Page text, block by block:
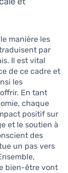
manière les
par
Il est vital
de ce cadre et
les
En tant
chaque
positif sur
et le soutien à
des
un pas vers
bien-être vont